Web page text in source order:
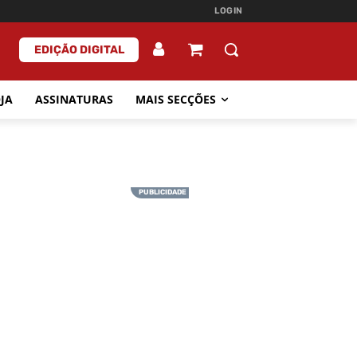
LOGIN
EDIÇÃO DIGITAL
ASSINATURAS MAIS SECÇÕES